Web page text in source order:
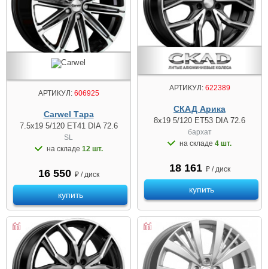
АРТИКУЛ:606925
Carwel Тара
7.5x19 5/120 ET41 DIA 72.6
SL
на складе 12 шт.
16 550 ₽ / диск
купить
АРТИКУЛ:622389
СКАД Арика
8x19 5/120 ET53 DIA 72.6
бархат
на складе 4 шт.
18 161 ₽ / диск
купить